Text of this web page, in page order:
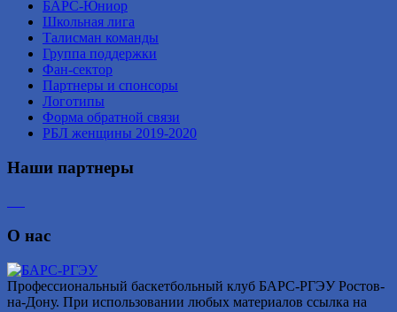
БАРС-Юниор
Школьная лига
Талисман команды
Группа поддержки
Фан-сектор
Партнеры и спонсоры
Логотипы
Форма обратной связи
РБЛ женщины 2019-2020
Наши партнеры
О нас
Профессиональный баскетбольный клуб БАРС-РГЭУ Ростов-
на-Дону. При использовании любых материалов ссылка на